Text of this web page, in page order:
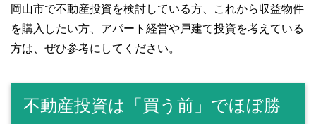
岡山市で不動産投資を検討している方、これから収益物件
を購入したい方、アパート経営や戸建て投資を考えている
方は、ぜひ参考にしてください。
不動産投資は「買う前」でほぼ勝